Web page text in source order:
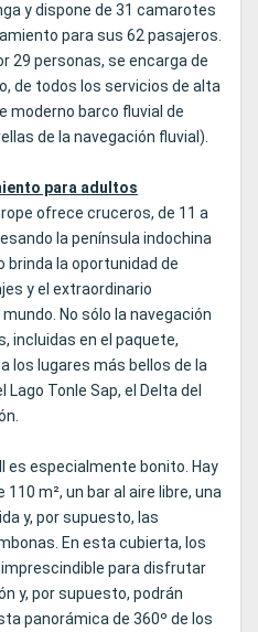
y dispone de 31 camarotes
para sus 62 pasajeros.
29 personas, se encarga de
de todos los servicios de alta
moderno barco fluvial de
de la navegación fluvial).
para adultos
ofrece cruceros, de 11 a
la península indochina
brinda la oportunidad de
y el extraordinario
No sólo la navegación
incluidas en el paquete,
los lugares más bellos de la
Lago Tonle Sap, el Delta del
es especialmente bonito. Hay
m², un bar al aire libre, una
y, por supuesto, las
En esta cubierta, los
para disfrutar
y, por supuesto, podrán
panorámica de 360º de los